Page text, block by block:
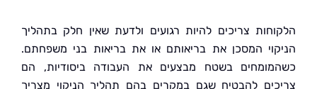
צריכים להיות רגועים ולדעת שאין חלק בתהליך
המסכן את בריאותם או את בריאות בני משפחתם.
בשטח מבצעים את העבודה ביסודיות, הם
להבטיח שגם במקרים בהם תהליך הניקוי מצריך